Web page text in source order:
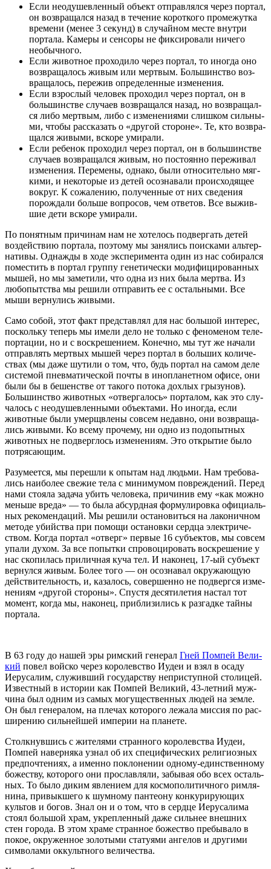
Если неоду­шев­лен­ный объ­ект отправ­лял­ся через пор­тал,
он воз­вра­щал­ся назад в тече­ние корот­ко­го про­ме­жут­ка
вре­ме­ни (менее 3 секунд) в слу­чай­ном месте внут­ри
пор­та­ла. Каме­ры и сен­со­ры не фик­си­ро­ва­ли ниче­го
необычного.
Если живот­ное про­хо­ди­ло через пор­тал, то ино­гда оно
воз­вра­ща­лось живым или мерт­вым. Боль­шин­ство воз­
вра­ща­лось, пере­жив опре­де­лен­ные изменения.
Если взрос­лый чело­век про­хо­дил через пор­тал, он в
боль­шин­стве слу­ча­ев воз­вра­щал­ся назад, но воз­вра­щал­
ся либо мерт­вым, либо с изме­не­ни­я­ми слиш­ком силь­ны­
ми, что­бы рас­ска­зать о «дру­гой сто­роне». Те, кто воз­вра­
щал­ся живы­ми, вско­ре умирали.
Если ребе­нок про­хо­дил через пор­тал, он в боль­шин­стве
слу­ча­ев воз­вра­щал­ся живым, но посто­ян­но пере­жи­вал
изме­не­ния. Пере­ме­ны, одна­ко, были отно­си­тель­но мяг­
ки­ми, и неко­то­рые из детей осо­зна­ва­ли про­ис­хо­дя­щее
вокруг. К сожа­ле­нию, полу­чен­ные от них све­де­ния
порож­да­ли боль­ше вопро­сов, чем отве­тов. Все выжив­
шие дети вско­ре умирали.
По понят­ным при­чи­нам нам не хоте­лось под­вер­гать детей
воз­дей­ствию пор­та­ла, поэто­му мы заня­лись поис­ка­ми аль­тер­
на­ти­вы. Одна­жды в ходе экс­пе­ри­мен­та один из нас соби­рал­ся
поме­стить в пор­тал груп­пу гене­ти­че­ски моди­фи­ци­ро­ван­ных
мышей, но мы заме­ти­ли, что одна из них была мерт­ва. Из
любо­пыт­ства мы реши­ли отпра­вить ее с осталь­ны­ми. Все
мыши вер­ну­лись живыми.
Само собой, этот факт пред­став­лял для нас боль­шой инте­рес,
посколь­ку теперь мы име­ли дело не толь­ко с фено­ме­ном теле­
пор­та­ции, но и с вос­кре­ше­ни­ем. Конеч­но, мы тут же нача­ли
отправ­лять мерт­вых мышей через пор­тал в боль­ших коли­че­
ствах (мы даже шути­ли о том, что, будь пор­тал на самом деле
систе­мой пнев­ма­ти­че­ской почты в ино­пла­нет­ном офи­се, они
были бы в бешен­стве от тако­го пото­ка дох­лых гры­зу­нов).
Боль­шин­ство живот­ных «отвер­га­лось» пор­та­лом, как это слу­
ча­лось с неоду­шев­лен­ны­ми объ­ек­та­ми. Но ино­гда, если
живот­ные были умерщ­вле­ны совсем недав­но, они воз­вра­ща­
лись живы­ми. Ко все­му про­че­му, ни одно из под­опыт­ных
живот­ных не под­верг­лось изме­не­ни­ям. Это откры­тие было
потрясающим.
Разу­ме­ет­ся, мы пере­шли к опы­там над людь­ми. Нам тре­бо­ва­
лись наи­бо­лее све­жие тела с мини­му­мом повре­жде­ний. Перед
нами сто­я­ла зада­ча убить чело­ве­ка, при­чи­нив ему «как мож­но
мень­ше вре­да» — то была абсурд­ная фор­му­ли­ров­ка офи­ци­аль­
ных реко­мен­да­ций. Мы реши­ли оста­но­вить­ся на лако­нич­ном
мето­де убий­ства при помо­щи оста­нов­ки серд­ца элек­три­че­
ством. Когда пор­тал «отверг» пер­вые 16 субъ­ек­тов, мы совсем
упа­ли духом. За все попыт­ки спро­во­ци­ро­вать вос­кре­ше­ние у
нас ско­пи­лась при­лич­ная куча тел. И нако­нец, 17-ый субъ­ект
вер­нул­ся живым. Более того — он осо­зна­вал окру­жа­ю­щую
дей­стви­тель­ность, и, каза­лось, совер­шен­но не под­верг­ся изме­
не­ни­ям «дру­гой сто­ро­ны». Спу­стя деся­ти­ле­тия настал тот
момент, когда мы, нако­нец, при­бли­зи­лись к раз­гад­ке тай­ны
портала.
В 63 году до нашей эры рим­ский гене­рал Гней Пом­пей Вели­
кий повел вой­ско через коро­лев­ство Иудеи и взял в оса­ду
Иеру­са­лим, слу­жив­ший госу­дар­ству непри­ступ­ной сто­ли­цей.
Извест­ный в исто­рии как Пом­пей Вели­кий, 43-лет­ний муж­
чи­на был одним из самых могу­ще­ствен­ных людей на зем­ле.
Он был гене­ра­лом, на пле­чах кото­ро­го лежа­ла мис­сия по рас­
ши­ре­нию силь­ней­шей импе­рии на планете.
Столк­нув­шись с жите­ля­ми стран­но­го коро­лев­ства Иудеи,
Пом­пей навер­ня­ка узнал об их спе­ци­фи­че­ских рели­ги­оз­ных
пред­по­чте­ни­ях, а имен­но покло­не­нии одно­му-един­ствен­но­му
боже­ству, кото­ро­го они про­слав­ля­ли, забы­вая обо всех осталь­
ных. То было диким явле­ни­ем для кос­мо­по­ли­тич­но­го рим­ля­
ни­на, при­вык­ше­го к шум­но­му пан­тео­ну кон­ку­ри­ру­ю­щих
куль­тов и богов. Знал он и о том, что в серд­це Иеру­са­ли­ма
сто­ял боль­шой храм, укреп­лен­ный даже силь­нее внеш­них
стен горо­да. В этом хра­ме стран­ное боже­ство пре­бы­ва­ло в
покое, окру­жен­ное золо­ты­ми ста­ту­я­ми анге­лов и дру­ги­ми
сим­во­ла­ми оккульт­но­го величества.